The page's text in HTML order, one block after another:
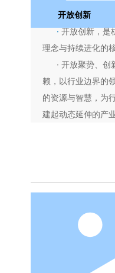
开放创新
·开放创新，是
理念与持续进化的
· 开放聚势、创
赖，以行业边界的
的资源与智慧，为
建起动态延伸的产